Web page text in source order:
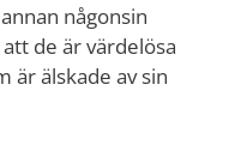
någonsin
de är värdelösa
är älskade av sin